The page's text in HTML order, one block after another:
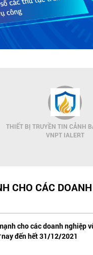
THIẾT BỊ TRUYỀN TIN CẢNH
VNPT IALERT
CHO CÁC
cho các doanh
đến hết 31/12/2021